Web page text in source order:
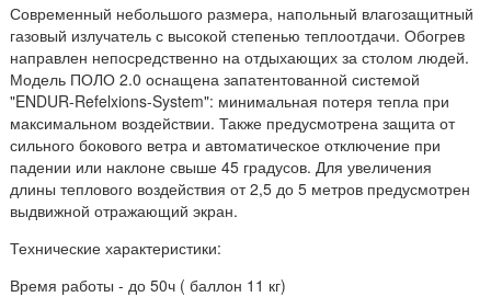
Современный небольшого размера, напольный влагозащитный
газовый излучатель с высокой степенью теплоотдачи. Обогрев
направлен непосредственно на отдыхающих за столом людей.
Модель ПОЛО 2.0 оснащена запатентованной системой
"ENDUR-Refelxions-System": минимальная потеря тепла при
максимальном воздействии. Также предусмотрена защита от
сильного бокового ветра и автоматическое отключение при
падении или наклоне свыше 45 градусов. Для увеличения
длины теплового воздействия от 2,5 до 5 метров предусмотрен
выдвижной отражающий экран.
Технические характеристики:
Время работы - до 50ч ( баллон 11 кг)